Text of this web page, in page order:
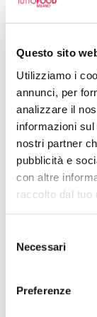
Questo sito
Utilizziamo i
annunci, per
analizzare il
informazioni
nostri partner
pubblicità e
con altre
raccolto dal tuo
delNecessari
Preferenze
12:00 |
APERI-
12:00 |
RISO
Saffron
with CIGAC
12:15 |
Live
Truffle